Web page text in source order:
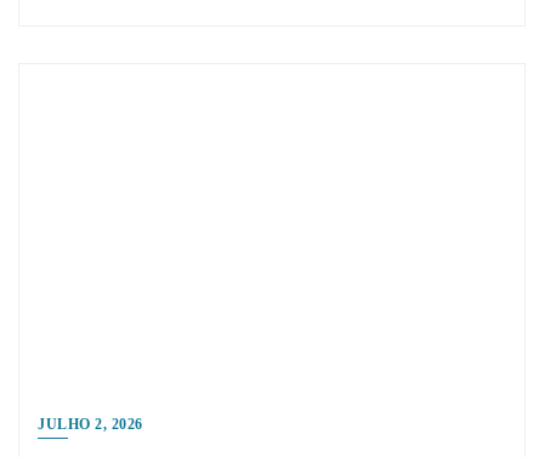
JULHO 2, 2026